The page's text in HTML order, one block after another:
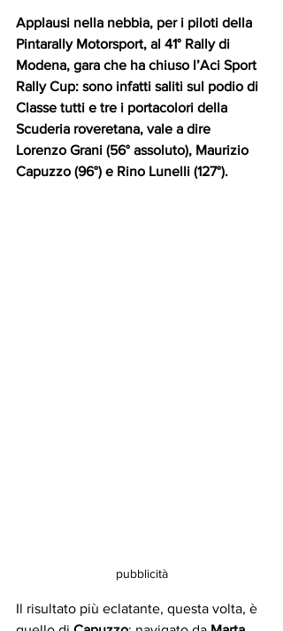
Applausi nella nebbia, per i piloti della
Pintarally Motorsport, al 41° Rally di
Modena, gara che ha chiuso l’Aci Sport
Rally Cup: sono infatti saliti sul podio di
Classe tutti e tre i portacolori della
Scuderia roveretana, vale a dire
Lorenzo Grani (56° assoluto), Maurizio
Capuzzo (96°) e Rino Lunelli (127°).
pubblicità
Il risultato più eclatante, questa volta, è